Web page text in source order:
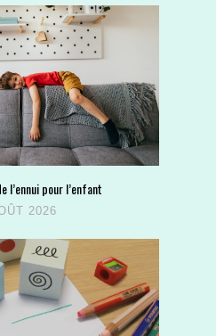
l’ennui pour l’enfant
2026